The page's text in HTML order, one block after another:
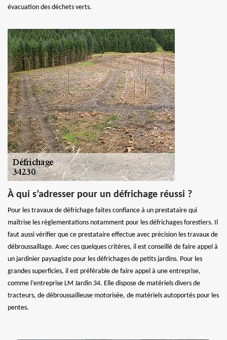
évacuation des déchets verts.
À qui s’adresser pour un défrichage réussi ?
Pour les travaux de défrichage faites confiance à un prestataire qui
maîtrise les réglementations notamment pour les défrichages forestiers. Il
faut aussi vérifier que ce prestataire effectue avec précision les travaux de
débroussaillage. Avec ces quelques critères, il est conseillé de faire appel à
un jardinier paysagiste pour les défrichages de petits jardins. Pour les
grandes superficies, il est préférable de faire appel à une entreprise,
comme l’entreprise LM Jardin 34. Elle dispose de matériels divers de
tracteurs, de débroussailleuse motorisée, de matériels autoportés pour les
pentes.